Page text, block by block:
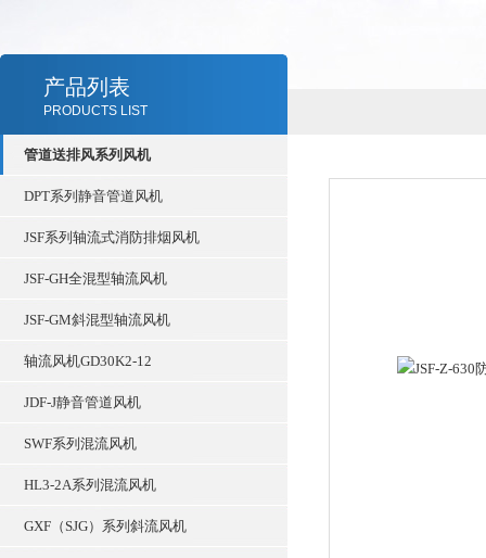
产品列表
PRODUCTS LIST
管道送排风系列风机
DPT系列静音管道风机
JSF系列轴流式消防排烟风机
JSF-GH全混型轴流风机
JSF-GM斜混型轴流风机
轴流风机GD30K2-12
JDF-J静音管道风机
SWF系列混流风机
HL3-2A系列混流风机
GXF（SJG）系列斜流风机